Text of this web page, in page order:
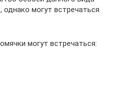
могут встречаться
могут встречаться: